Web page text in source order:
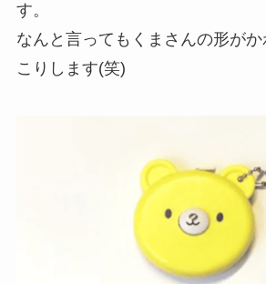
す。
なんと言ってもくまさんの形が
こりします(笑)